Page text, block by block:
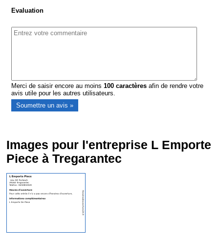
Evaluation
Merci de saisir encore au moins100 caractères afin de rendre votre
avis utile pour les autres utilisateurs.
Images pour l'entreprise L Emporte
Piece à Tregarantec